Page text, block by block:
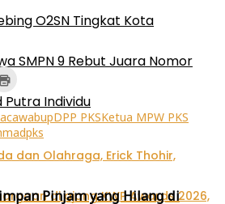
O2SN Tingkat Kota
SMPN 9 Rebut Juara Nomor
Putra Individu
mencetak(Membuka
di
jendela
yang
baru)
DPP PKSKetua MPW PKS
pks
Pinjam yang Hilang di